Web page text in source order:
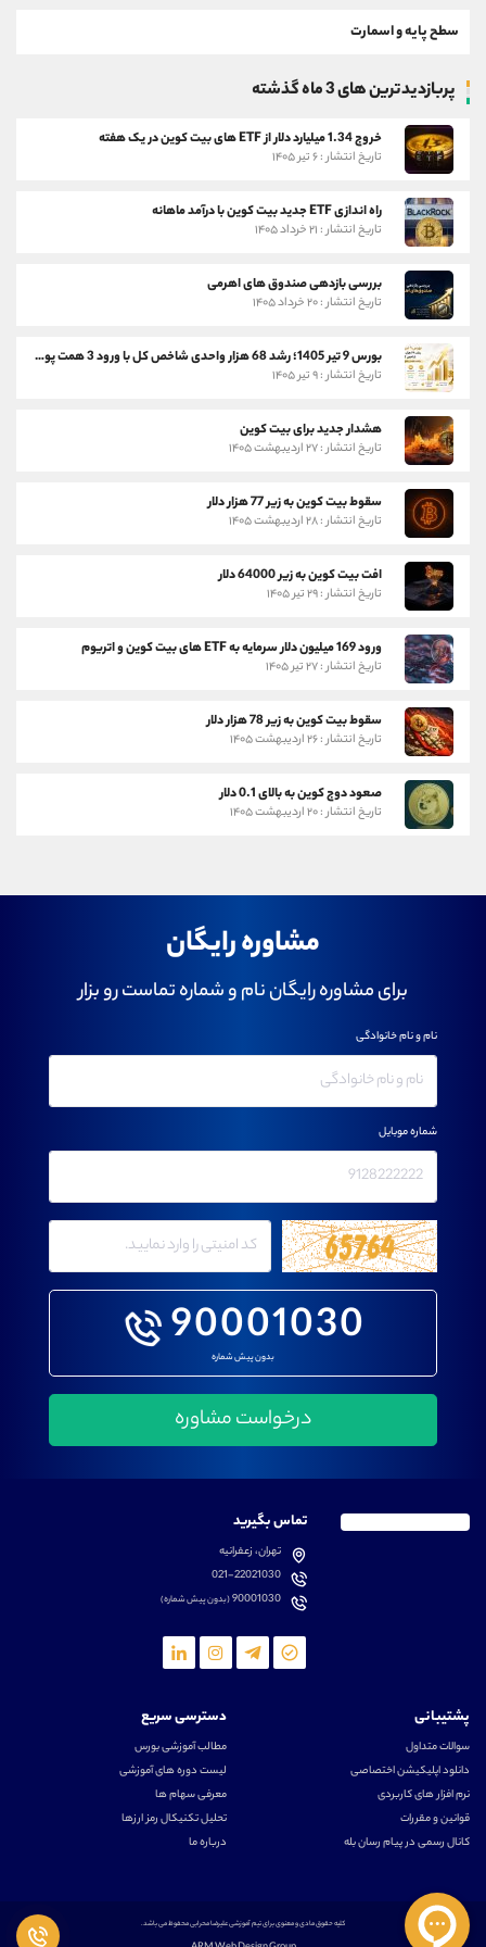
سطح پایه و اسمارت
پربازدیدترین های 3 ماه گذشته
خروج 1.34 میلیارد دلار از ETF های بیت کوین در یک هفته
تاریخ انتشار : ۶ تیر ۱۴۰۵
راه اندازی ETF جدید بیت کوین با درآمد ماهانه
تاریخ انتشار : ۲۱ خرداد ۱۴۰۵
بررسی بازدهی صندوق های اهرمی
تاریخ انتشار : ۲۰ خرداد ۱۴۰۵
بورس 9 تیر 1405؛ رشد 68 هزار واحدی شاخص کل با ورود 3 همت پول حقیقی
تاریخ انتشار : ۹ تیر ۱۴۰۵
هشدار جدید برای بیت کوین
تاریخ انتشار : ۲۷ اردیبهشت ۱۴۰۵
سقوط بیت کوین به زیر 77 هزار دلار
تاریخ انتشار : ۲۸ اردیبهشت ۱۴۰۵
افت بیت کوین به زیر 64000 دلار
تاریخ انتشار : ۲۹ تیر ۱۴۰۵
ورود 169 میلیون دلار سرمایه به ETF های بیت کوین و اتریوم
تاریخ انتشار : ۲۷ تیر ۱۴۰۵
سقوط بیت کوین به زیر 78 هزار دلار
تاریخ انتشار : ۲۶ اردیبهشت ۱۴۰۵
صعود دوج کوین به بالای 0.1 دلار
تاریخ انتشار : ۲۰ اردیبهشت ۱۴۰۵
مشاوره رایگان
برای مشاوره رایگان نام و شماره تماست رو بزار
90001030
بدون پیش شماره
نام و نام خانوادگی
شماره موبایل
تماس بگیرید
تهران، زعفرانیه
021-22021030
90001030(بدون پیش شماره)
پشتیبانی
سوالات متداول
دانلود اپلیکیشن اختصاصی
نرم افزار های کاربردی
قوانین و مقررات
کانال رسمی در پیام رسان بله
دسترسی سریع
مطالب آموزشی بورس
لیست دوره های آموزشی
معرفی سهام ها
تحلیل تکنیکال رمز ارزها
درباره ما
کلیه حقوق مادی و معنوی برای تیم آموزشی علیرضا محرابی محفوظ می باشد.